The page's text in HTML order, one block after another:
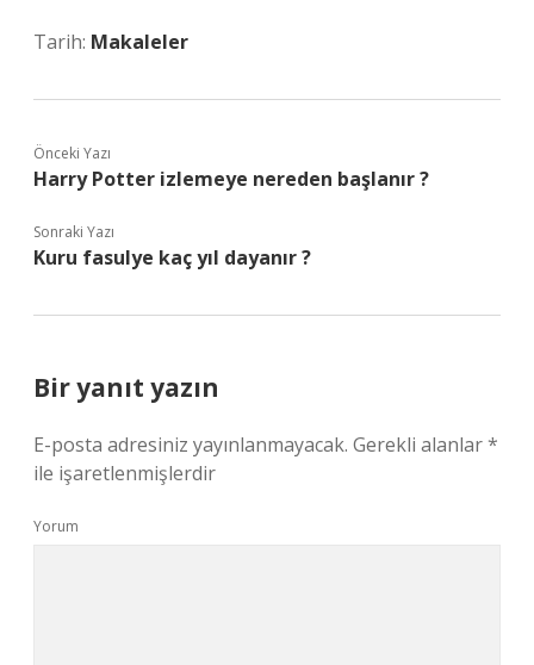
Tarih: Makaleler
Önceki Yazı
Harry Potter izlemeye nereden başlanır ?
Sonraki Yazı
Kuru fasulye kaç yıl dayanır ?
Bir yanıt yazın
E-posta adresiniz yayınlanmayacak. Gerekli alanlar*
ile işaretlenmişlerdir
Yorum